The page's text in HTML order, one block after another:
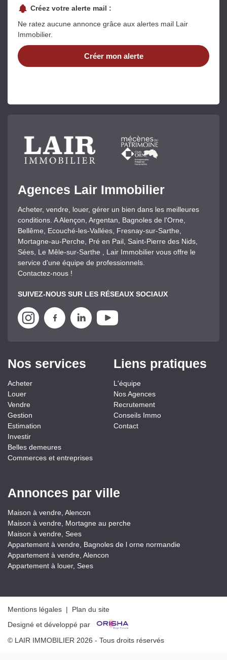
Créez votre alerte mail :
Ne ratez aucune annonce grâce aux alertes mail Lair
Immobilier.
Créer mon alerte
Agences Lair Immobilier
Acheter, vendre, louer, gérer un bien dans les meilleures
conditions. A Alençon, Argentan, Bagnoles de l'Orne,
Bellême, Ecouché-les-Vallées, Fresnay-sur-Sarthe,
Mortagne-au-Perche, Pré en Pail, Saint-Pierre des Nids,
Sées, Le Mêle-sur-Sarthe , Lair Immobilier vous offre le
service d'une équipe de professionnels.
Contactez-nous !
SUIVEZ-NOUS SUR LES RÉSEAUX SOCIAUX
Nos services
Acheter
Louer
Vendre
Gestion
Estimation
Investir
Belles demeures
Commerces et entreprises
Liens pratiques
L'équipe
Nos Agences
Recrutement
Conseils Immo
Contact
Annonces par ville
Maison à vendre, Alencon
Maison à vendre, Mortagne au perche
Maison à vendre, Sees
Appartement à vendre, Bagnoles de l orne normandie
Appartement à vendre, Alencon
Appartement à louer, Sees
Mentions légales | Plan du site
Designé et développé par
© LAIR IMMOBILIER 2026 - Tous droits réservés